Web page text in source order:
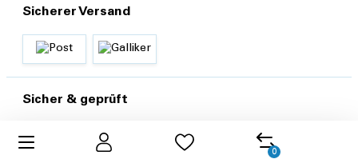
0
Sicherer Versand
Sicher & geprüft